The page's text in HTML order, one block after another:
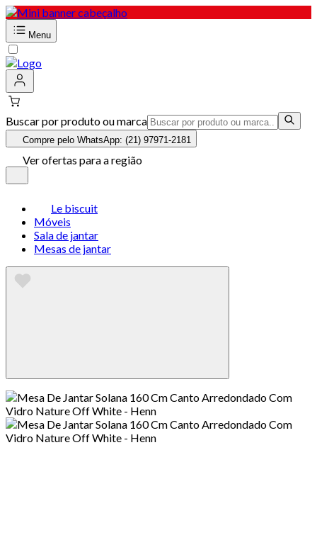
Menu
Buscar por produto ou marca
Compre pelo WhatsApp: (21) 97971-2181
Ver ofertas para a região
Le biscuit
Móveis
Sala de jantar
Mesas de jantar